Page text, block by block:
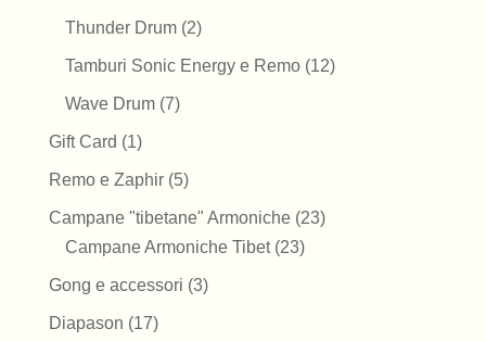
Thunder Drum 22
Tamburi Sonic Energy e Remo 1212
Wave Drum 77
Gift Card 11
prodotto
Remo e Zaphir 55
prodotti
Campane "tibetane" Armoniche 2323
Campane Armoniche Tibet 2323
Gong e accessori 33
Diapason 1717